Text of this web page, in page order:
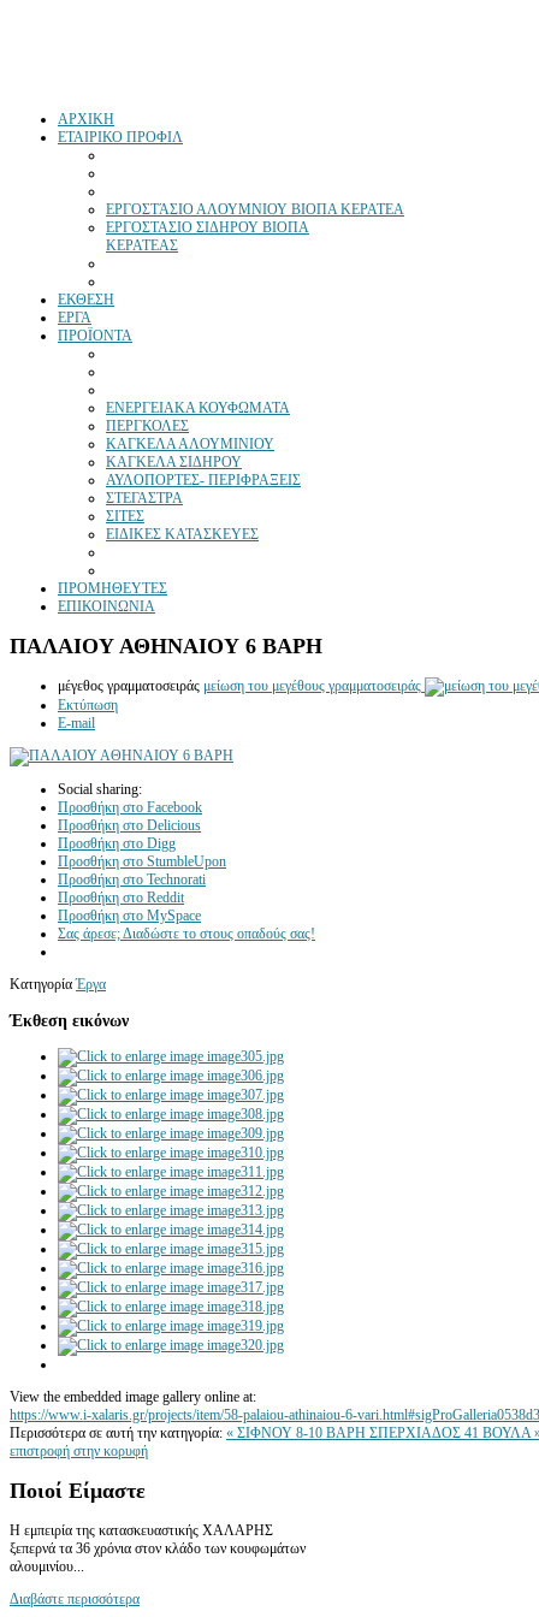
ΑΡΧΙΚΗ
ΕΤΑΙΡΙΚΟ ΠΡΟΦΙΛ
ΕΡΓΟΣΤΆΣΙΟ ΑΛΟΥΜΝΙΟΥ ΒΙΟΠΑ ΚΕΡΑΤΕΑ
ΕΡΓΟΣΤΑΣΙΟ ΣΙΔΗΡΟΥ ΒΙΟΠΑ
ΚΕΡΑΤΕΑΣ
ΕΚΘΕΣΗ
ΕΡΓΑ
ΠΡΟΪΟΝΤΑ
ΕΝΕΡΓΕΙΑΚΑ ΚΟΥΦΩΜΑΤΑ
ΠΕΡΓΚΟΛΕΣ
ΚΑΓΚΕΛΑ ΑΛΟΥΜΙΝΙΟΥ
ΚΑΓΚΕΛΑ ΣΙΔΗΡΟΥ
ΑΥΛΟΠΟΡΤΕΣ- ΠΕΡΙΦΡΑΞΕΙΣ
ΣΤΕΓΑΣΤΡΑ
ΣΙΤΕΣ
ΕΙΔΙΚΕΣ ΚΑΤΑΣΚΕΥΕΣ
ΠΡΟΜΗΘΕΥΤΕΣ
ΕΠΙΚΟΙΝΩΝΙΑ
ΠΑΛΑΙΟΥ ΑΘΗΝΑΙΟΥ 6 ΒΑΡΗ
μέγεθος γραμματοσειράς μείωση του μεγέθους γραμματοσειράς
Εκτύπωση
E-mail
Social sharing:
Προσθήκη στο Facebook
Προσθήκη στο Delicious
Προσθήκη στο Digg
Προσθήκη στο StumbleUpon
Προσθήκη στο Technorati
Προσθήκη στο Reddit
Προσθήκη στο MySpace
Σας άρεσε; Διαδώστε το στους οπαδούς σας!
Κατηγορία Έργα
Έκθεση εικόνων
View the embedded image gallery online at:
https://www.i-xalaris.gr/projects/item/58-palaiou-athinaiou-6-
Περισσότερα σε αυτή την κατηγορία: « ΣΙΦΝΟΥ 8-10 ΒΑΡΗ ΣΠΕΡΧΙΑΔΟΣ 41 ΒΟΥΛΑ
επιστροφή στην κορυφή
Ποιοί Είμαστε
Η εμπειρία της κατασκευαστικής ΧΑΛΑΡΗΣ
ξεπερνά τα 36 χρόνια στον κλάδο των κουφωμάτων
αλουμινίου...
Διαβάστε περισσότερα